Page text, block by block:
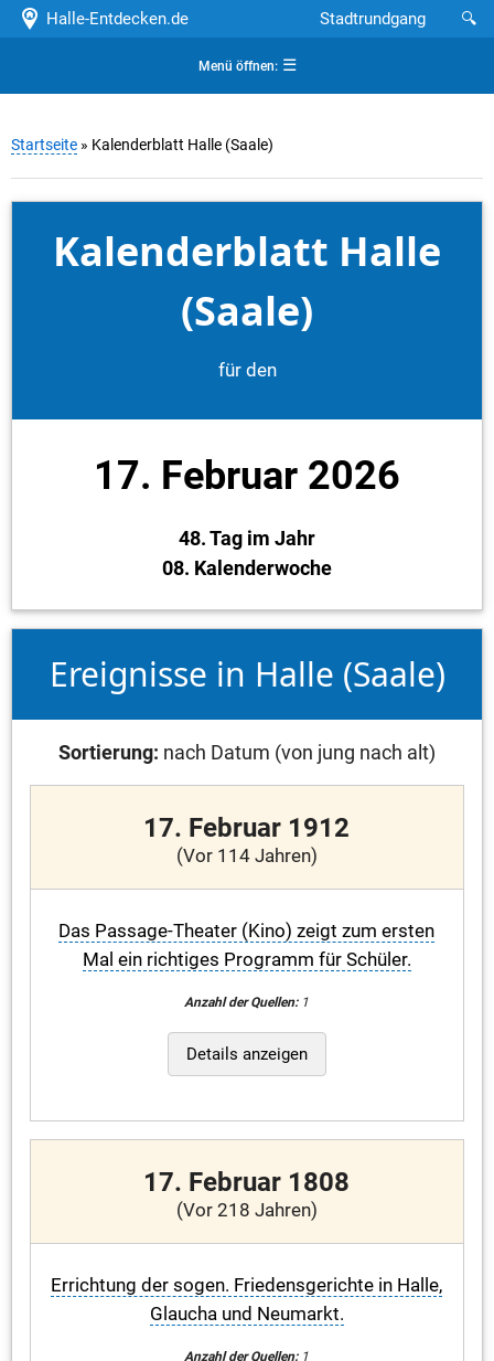
Halle-Entdecken.de 🔍
Stadtrundgang
Menü öffnen:☰
Startseite » Kalenderblatt Halle (Saale)
Kalenderblatt Halle
(Saale)
für den
17. Februar 2026
48. Tag im Jahr
08. Kalenderwoche
Ereignisse in Halle (Saale)
Sortierung: nach Datum (von jung nach alt)
17. Februar 1912
(Vor 114 Jahren)
Das Passage-Theater (Kino) zeigt zum ersten
Mal ein richtiges Programm für Schüler.
Anzahl der Quellen:1
Details anzeigen
17. Februar 1808
(Vor 218 Jahren)
Errichtung der sogen. Friedensgerichte in Halle,
Glaucha und Neumarkt.
Anzahl der Quellen:1